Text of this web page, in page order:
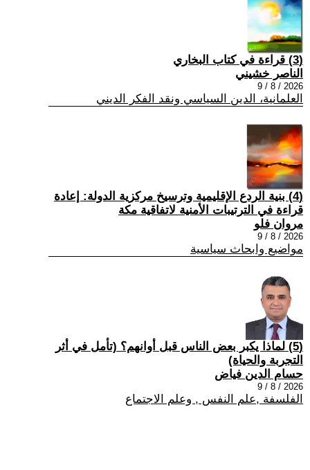
(3) قراءة في كتاب البخاري
الناصر خشيني
2026 / 8 / 9
العلمانية، الدين السياسي ونقد الفكر الديني
(4) بنية الردع الإقليمية وترسيخ مركزية الدولة: إعادة
قراءة في الترتيبات الأمنية لاتفاقية مكة
مروان فلو
2026 / 8 / 9
مواضيع وابحاث سياسية
(5) لماذا يكبر بعض الناس قبل أوانهم؟ (تأمل في أثر
التجربة والحياة)
حسام الدين فياض
2026 / 8 / 9
الفلسفة ,علم النفس , وعلم الاجتماع